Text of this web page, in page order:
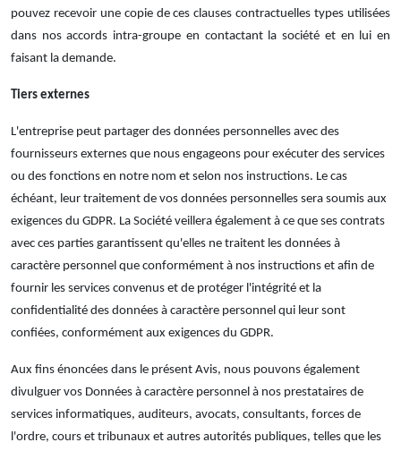
pouvez recevoir une copie de ces clauses contractuelles types utilisées
dans nos accords intra-groupe en contactant la société et en lui en
faisant la demande.
Tiers externes
L'entreprise peut partager des données personnelles avec des
fournisseurs externes que nous engageons pour exécuter des services
ou des fonctions en notre nom et selon nos instructions. Le cas
échéant, leur traitement de vos données personnelles sera soumis aux
exigences du GDPR. La Société veillera également à ce que ses contrats
avec ces parties garantissent qu'elles ne traitent les données à
caractère personnel que conformément à nos instructions et afin de
fournir les services convenus et de protéger l'intégrité et la
confidentialité des données à caractère personnel qui leur sont
confiées, conformément aux exigences du GDPR.
Aux fins énoncées dans le présent Avis, nous pouvons également
divulguer vos Données à caractère personnel à nos prestataires de
services informatiques, auditeurs, avocats, consultants, forces de
l'ordre, cours et tribunaux et autres autorités publiques, telles que les